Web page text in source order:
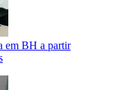
em BH a partir